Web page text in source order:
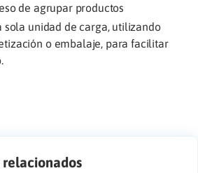
de agrupar productos
sola unidad de carga, utilizando
o embalaje, para facilitar